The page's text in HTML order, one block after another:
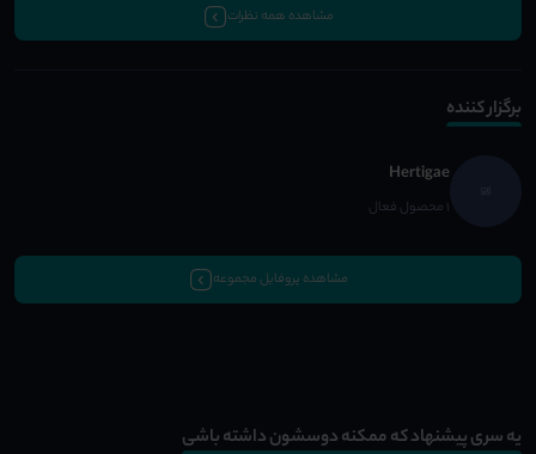
مشاهده همه نظرات
برگزار کننده
Hertigae
1 محصول فعال
مشاهده پروفایل مجموعه
یه سری پیشنهاد که ممکنه دوسشون داشته باشی